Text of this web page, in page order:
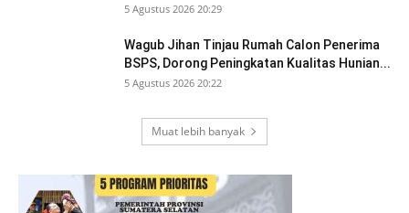
5 Agustus 2026 20:29
Wagub Jihan Tinjau Rumah Calon Penerima
BSPS, Dorong Peningkatan Kualitas Hunian...
5 Agustus 2026 20:22
Muat lebih banyak